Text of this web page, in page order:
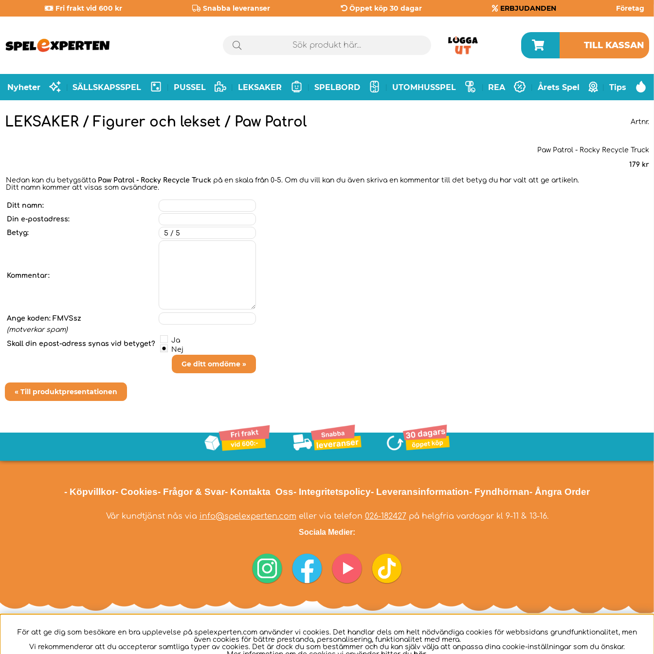
Fri frakt vid 600 kr Snabba leveranser Öppet köp 30 dagar ERBJUDANDEN Företag
TILL KASSAN
Nyheter SÄLLSKAPSSPEL PUSSEL LEKSAKER SPELBORD UTOMHUSSPEL REA Årets Spel Tips
LEKSAKER / Figurer och lekset / Paw Patrol Artnr.
Paw Patrol - Rocky Recycle Truck
179 kr
Nedan kan du betygsätta Paw Patrol - Rocky Recycle Truck på en skala från 0-5. Om du vill kan du även skriva en kommentar till det betyg du har valt att ge artikeln.
Ditt namn kommer att visas som avsändare.
Ditt namn:
Din e-postadress:
Betyg:
Kommentar:
Ange koden: FMVSsz
(motverkar spam)
Skall din epost-adress synas vid betyget?
Ja
Nej
Ge ditt omdöme »
« Till produktpresentationen
- Köpvillkor- Cookies- Frågor & Svar- Kontakta Oss- Integritetspolicy- Leveransinformation- Fyndhörnan- Ångra Order
Vår kundtjänst nås via info@spelexperten.com eller via telefon 026-182427på helgfria vardagar kl 9-11 & 13-16.
Sociala Medier:
För att ge dig som besökare en bra upplevelse på spelexperten.com använder vi cookies. Det handlar dels om helt nödvändiga cookies för webbsidans grundfunktionalitet, men
även cookies för bättre prestanda, personalisering, funktionalitet med mera.
Vi rekommenderar att du accepterar samtliga typer av cookies. Det är dock du som bestämmer och du kan själv välja att anpassa dina cookie-inställningar som du önskar.